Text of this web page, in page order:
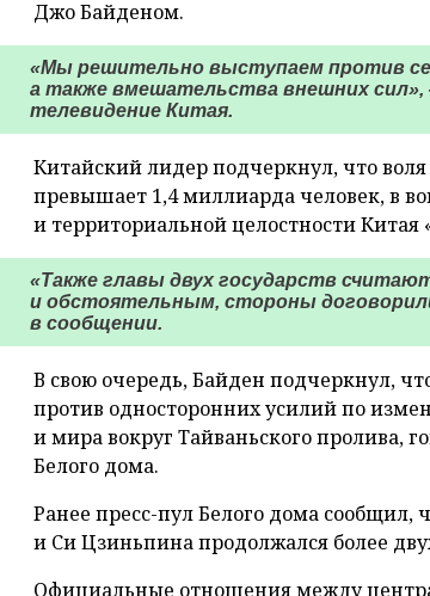
Джо Байденом.
«Мы решительно выступаем против
а также вмешательства внешних
телевидение Китая.
Китайский лидер подчеркнул, что
превышает 1,4 миллиарда человек, в
и территориальной целостности Китая
«Также главы двух государств
и обстоятельным, стороны
в сообщении.
В свою очередь, Байден подчеркнул,
против односторонних усилий по
и мира вокруг Тайваньского пролива,
Белого дома.
Ранее пресс-пул Белого дома сообщил,
и Си Цзиньпина продолжался более
Официальные отношения между